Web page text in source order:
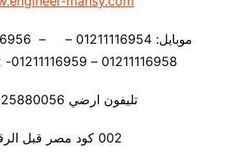
تليفون ارضي 0225880056
002 كود مصر قبل الرقم